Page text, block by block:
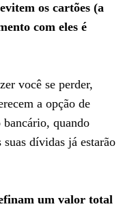
os cartões (a
com eles é
você se perder,
a opção de
quando
dívidas já estarão
um valor total